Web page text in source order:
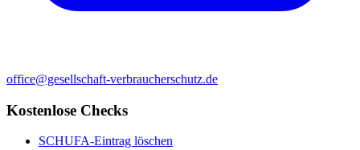
office@gesellschaft-verbraucherschutz.de
Kostenlose Checks
SCHUFA-Eintrag löschen